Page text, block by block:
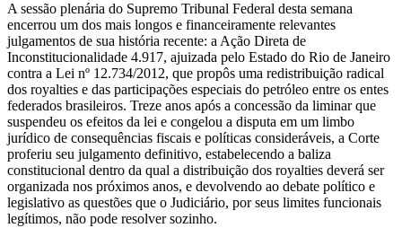
A sessão plenária do Supremo Tribunal Federal desta semana
encerrou um dos mais longos e financeiramente relevantes
julgamentos de sua história recente: a Ação Direta de
Inconstitucionalidade 4.917, ajuizada pelo Estado do Rio de Janeiro
contra a Lei nº 12.734/2012, que propôs uma redistribuição radical
dos royalties e das participações especiais do petróleo entre os entes
federados brasileiros. Treze anos após a concessão da liminar que
suspendeu os efeitos da lei e congelou a disputa em um limbo
jurídico de consequências fiscais e políticas consideráveis, a Corte
proferiu seu julgamento definitivo, estabelecendo a baliza
constitucional dentro da qual a distribuição dos royalties deverá ser
organizada nos próximos anos, e devolvendo ao debate político e
legislativo as questões que o Judiciário, por seus limites funcionais
legítimos, não pode resolver sozinho.